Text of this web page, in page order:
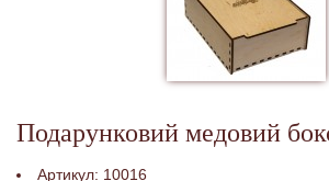
Подарунковий медовий
Артикул: 10016